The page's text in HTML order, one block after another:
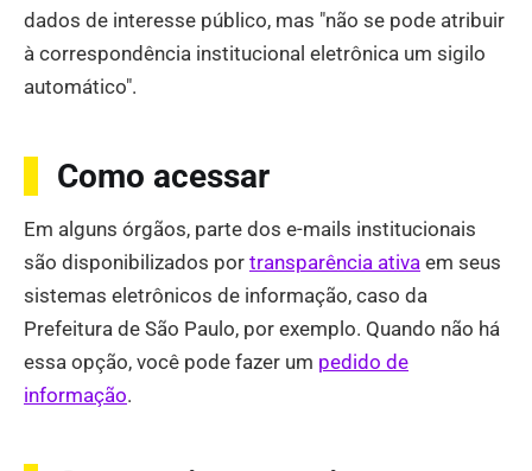
dados de interesse público, mas "não se pode atribuir
à correspondência institucional eletrônica um sigilo
automático".
Como acessar
Em alguns órgãos, parte dos e-mails institucionais
são disponibilizados por transparência ativa em seus
sistemas eletrônicos de informação, caso da
Prefeitura de São Paulo, por exemplo. Quando não há
essa opção, você pode fazer um pedido de
informação.